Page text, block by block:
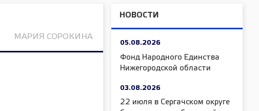
МАРИЯ СОРОКИНА
НОВОСТИ
05.08.2026
Фонд Народного Единства
Нижегородской области
03.08.2026
22 июля в Сергачском округе